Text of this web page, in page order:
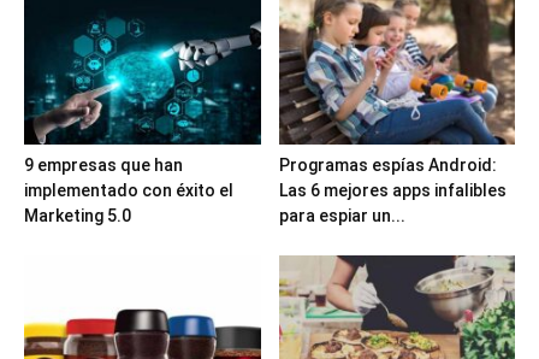
9 empresas que han
implementado con éxito el
Marketing 5.0
Programas espías Android:
Las 6 mejores apps infalibles
para espiar un...